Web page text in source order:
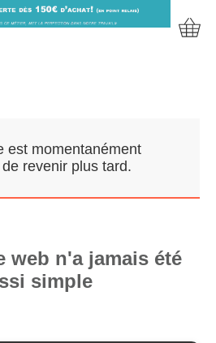
RDV
Marques
Contact
est momentanément
revenir plus tard.
web n'a jamais été
simple